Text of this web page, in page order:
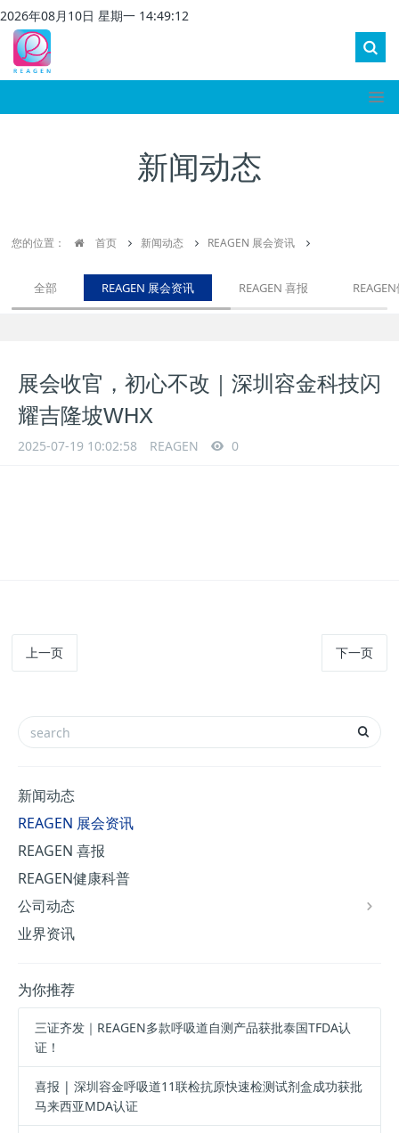
2026年08月 10日 星期一 14:49:12
新闻动态
您的位置： 首页 新闻动态 REAGEN 展会资讯
全部 REAGEN 展会资讯 REAGEN 喜报
展会收官，初心不改｜深圳容金科技闪
耀吉隆坡WHX
2025-07-19 10:02:58 REAGEN 0
上一页 下一页
新闻动态
REAGEN 展会资讯
REAGEN 喜报
REAGEN健康科普
公司动态
业界资讯
为你推荐
三证齐发｜REAGEN多款呼吸道自测产品获批泰国TFDA认
证！
喜报 | 深圳容金呼吸道11联检抗原快速检测试剂盒成功获批
马来西亚MDA认证